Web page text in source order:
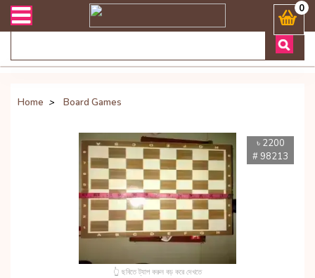
Chocolates & More 0
Home > Board Games
৳ 2200
# 98213
👆 ছবিতে ট্যাপ করুন বড় করে দেখতে